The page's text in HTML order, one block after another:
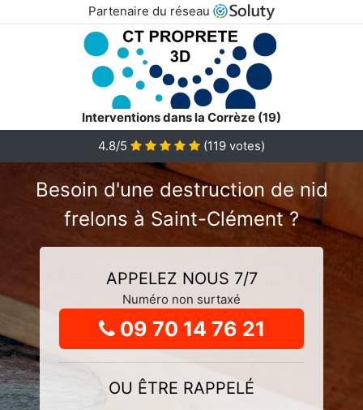
Partenaire du réseau
Interventions dans la Corrèze (19)
4.8/5 (119 votes)
Besoin d'une destruction de nid
frelons à Saint-Clément ?
APPELEZ NOUS 7/7
Numéro non surtaxé
09 70 14 76 21
OU ÊTRE RAPPELÉ